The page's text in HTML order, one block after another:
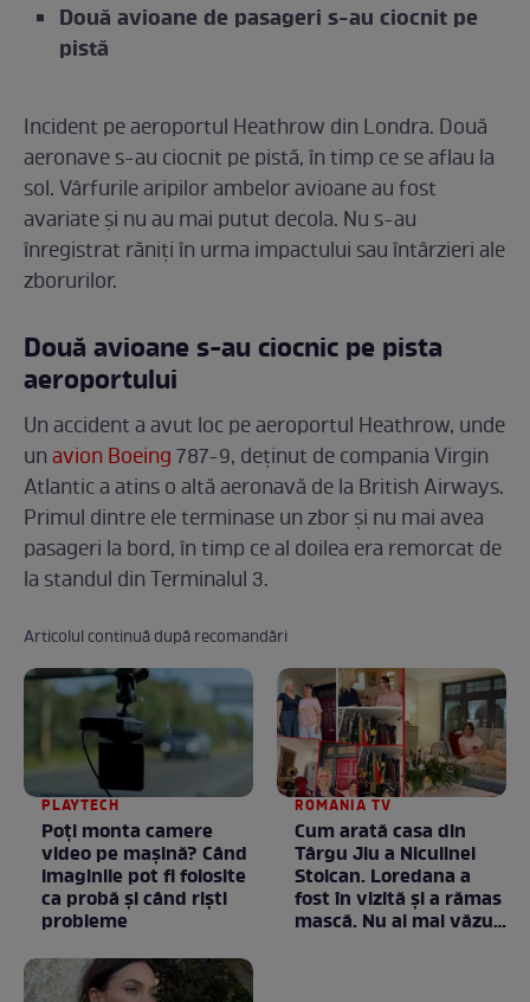
Două avioane de pasageri s-au ciocnit pe
pistă
Incident pe aeroportul Heathrow din Londra. Două
aeronave s-au ciocnit pe pistă, în timp ce se aflau la
sol. Vârfurile aripilor ambelor avioane au fost
avariate și nu au mai putut decola. Nu s-au
înregistrat răniți în urma impactului sau întârzieri ale
zborurilor.
Două avioane s-au ciocnic pe pista
aeroportului
Un accident a avut loc pe aeroportul Heathrow, unde
unavion Boeing787-9, deținut de compania Virgin
Atlantic a atins o altă aeronavă de la British Airways.
Primul dintre ele terminase un zbor și nu mai avea
pasageri la bord, în timp ce al doilea era remorcat de
la standul din Terminalul 3.
Articolul continuă după recomandări
PLAYTECH
Poți monta camere
video pe mașină? Când
imaginile pot fi folosite
ca probă și când riști
probleme
ROMANIA TV
Cum arată casa din
Târgu Jiu a Niculinei
Stoican. Loredana a
fost în vizită și a rămas
mască. Nu ai mai văzut